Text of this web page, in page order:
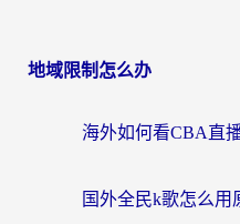
地域限制怎么办